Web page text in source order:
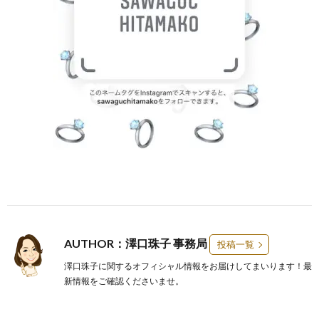
AUTHOR：澤口珠子 事務局 投稿一覧
澤口珠子に関するオフィシャル情報をお届けしてまいります！最
新情報をご確認くださいませ。